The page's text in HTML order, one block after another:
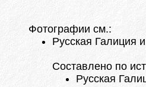
Фотографии см.:
Русская Галиция
Составлено по
Русская